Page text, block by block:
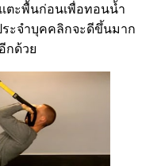
ตะพื้นก่อนเพื่อทอนน้ำ
ะจำบุคคลิกจะดีขึ้นมาก
กด้วย